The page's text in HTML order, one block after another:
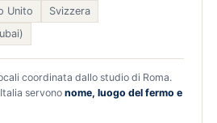
Unito
Svizzera
coordinata dallo studio di Roma.
servono nome, luogo del fermo e